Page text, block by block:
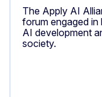
The Apply AI
forum engaged
AI development
society.